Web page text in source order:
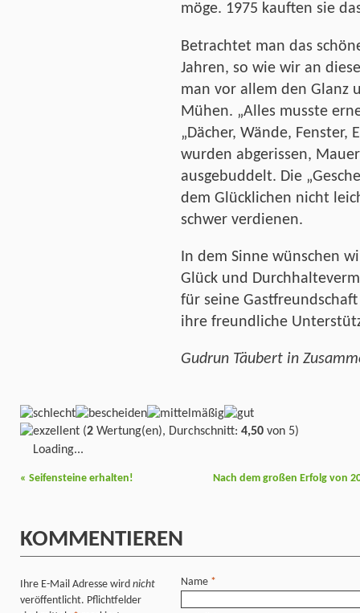
möge. 1975 kauften sie
Betrachtet man das
Jahren, so wie wir an
man vor allem den Glanz
Mühen. „Alles musste
„Dächer, Wände, Fenster,
wurden abgerissen,
ausgebuddelt. Die
dem Glücklichen nicht
schwer verdienen.
In dem Sinne wünschen
Glück und
für seine
ihre freundliche
Gudrun Täubert in
(2 Wertung(en), Durchschnitt: 4,50 von 5)
Loading...
« Seifensteine erhalten! Nach dem großen Erfolg von
KOMMENTIEREN
Ihre E-Mail Adresse wird nicht
veröffentlicht. Pflichtfelder
Name *